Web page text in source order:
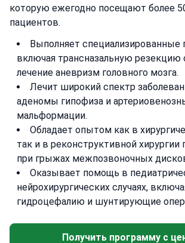
которую ежегодно посещают более
пациентов.
Выполняет специализированные
включая трансназальную резекцию
лечение аневризм головного мозга.
Лечит широкий спектр
аденомы гипофиза и
мальформации.
Обладает опытом как в
так и в реконструктивной хирургии
при грыжах межпозвоночных
Оказывает помощь в
нейрохирургических случаях,
гидроцефалию и шунтирующие
Получить программу с